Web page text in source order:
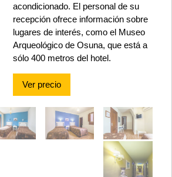
acondicionado. El personal de su
recepción ofrece información sobre
lugares de interés, como el Museo
Arqueológico de Osuna, que está a
sólo 400 metros del hotel.
Ver precio